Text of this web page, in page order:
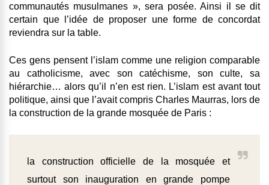
communautés musulmanes », sera posée. Ainsi il se dit
certain que l’idée de proposer une forme de concordat
reviendra sur la table.
Ces gens pensent l’islam comme une religion comparable
au catholicisme, avec son catéchisme, son culte, sa
hiérarchie… alors qu’il n’en est rien. L’islam est avant tout
politique, ainsi que l’avait compris Charles Maurras, lors de
la construction de la grande mosquée de Paris :
la construction officielle de la mosquée et
surtout son inauguration en grande pompe